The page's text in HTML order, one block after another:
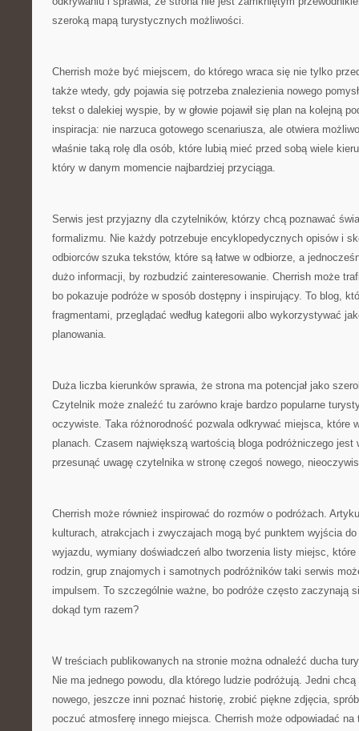
szeroką mapą turystycznych możliwości.
Cherrish może być miejscem, do którego wraca się nie tylko
także wtedy, gdy pojawia się potrzeba znalezienia nowego
tekst o dalekiej wyspie, by w głowie pojawił się plan na kolejną
inspiracja: nie narzuca gotowego scenariusza, ale otwiera
właśnie taką rolę dla osób, które lubią mieć przed sobą wiele
który w danym momencie najbardziej przyciąga.
Serwis jest przyjazny dla czytelników, którzy chcą poznawać
formalizmu. Nie każdy potrzebuje encyklopedycznych opisów i
odbiorców szuka tekstów, które są łatwe w odbiorze, a
dużo informacji, by rozbudzić zainteresowanie. Cherrish może
bo pokazuje podróże w sposób dostępny i inspirujący. To blog,
fragmentami, przeglądać według kategorii albo wykorzystywać
planowania.
Duża liczba kierunków sprawia, że strona ma potencjał jako
Czytelnik może znaleźć tu zarówno kraje bardzo popularne
oczywiste. Taka różnorodność pozwala odkrywać miejsca, które
planach. Czasem największą wartością bloga podróżniczego jest
przesunąć uwagę czytelnika w stronę czegoś nowego,
Cherrish może również inspirować do rozmów o podróżach.
kulturach, atrakcjach i zwyczajach mogą być punktem wyjścia do
wyjazdu, wymiany doświadczeń albo tworzenia listy miejsc,
rodzin, grup znajomych i samotnych podróżników taki serwis
impulsem. To szczególnie ważne, bo podróże często zaczynają
dokąd tym razem?
W treściach publikowanych na stronie można odnaleźć ducha
Nie ma jednego powodu, dla którego ludzie podróżują. Jedni
nowego, jeszcze inni poznać historię, zrobić piękne zdjęcia,
poczuć atmosferę innego miejsca. Cherrish może odpowiadać na